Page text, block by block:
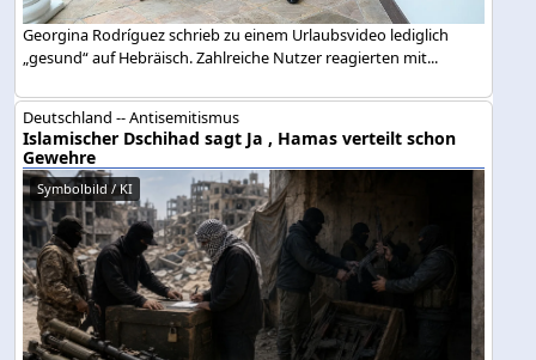
Georgina Rodríguez schrieb zu einem Urlaubsvideo lediglich
„gesund“ auf Hebräisch. Zahlreiche Nutzer reagierten mit...
Deutschland -- Antisemitismus
Islamischer Dschihad sagt Ja , Hamas verteilt schon
Gewehre
Symbolbild / KI